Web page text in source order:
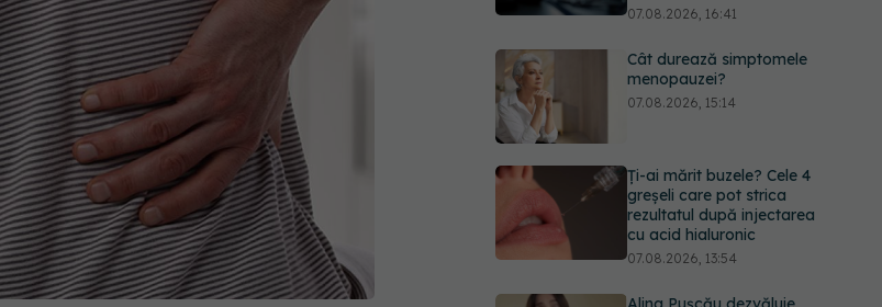
07.08.2026, 16:41
Cât durează simptomele
menopauzei?
07.08.2026, 15:14
Ți-ai mărit buzele? Cele 4
greșeli care pot strica
rezultatul după injectarea
cu acid hialuronic
07.08.2026, 13:54